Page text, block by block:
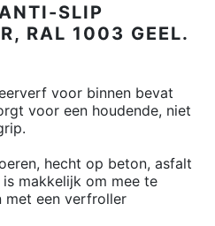
SLIP
RAL 1003 GEEL.
voor binnen bevat
voor een houdende, niet
hecht op beton, asfalt
makkelijk om mee te
met een verfroller